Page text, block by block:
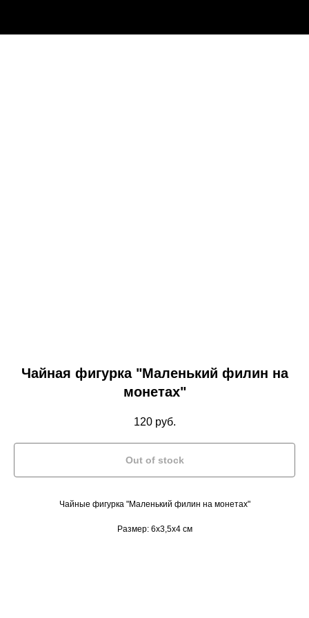
Чайная фигурка "Маленький филин на
монетах"
120 руб.
Out of stock
Чайные фигурка "Маленький филин на монетах"
Размер: 6х3,5х4 см